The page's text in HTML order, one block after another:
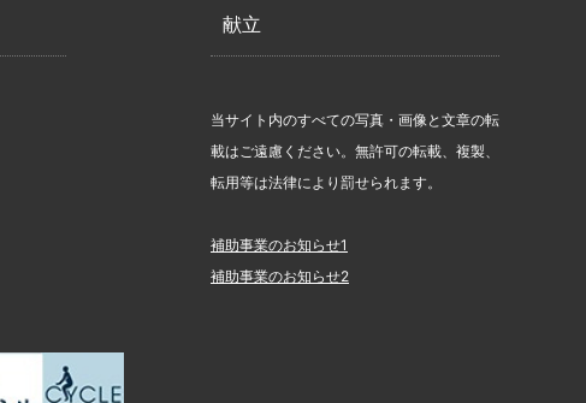
献立
当サイト内のすべての写真・画像と文章の転
載はご遠慮ください。無許可の転載、複製、
転用等は法律により罰せられます。
補助事業のお知らせ1
補助事業のお知らせ2